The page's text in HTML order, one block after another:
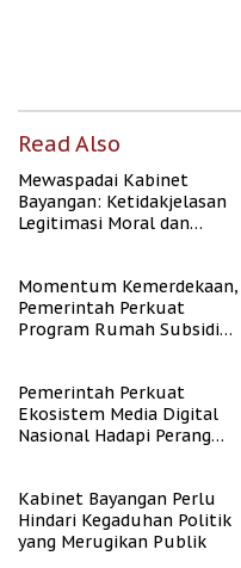
Read Also
Mewaspadai Kabinet
Bayangan: Ketidakjelasan
Legitimasi Moral dan
Momentum Kemerdekaan,
Pemerintah Perkuat
Program Rumah Subsidi
Pemerintah Perkuat
Ekosistem Media Digital
Nasional Hadapi Perang
Kabinet Bayangan Perlu
Hindari Kegaduhan Politik
yang Merugikan Publik